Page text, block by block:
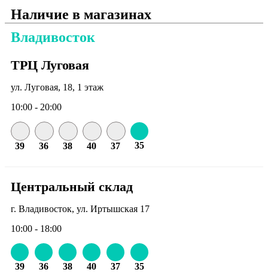
Наличие в магазинах
Владивосток
ТРЦ Луговая
ул. Луговая, 18, 1 этаж
10:00 - 20:00
39 36 38 40 37 35
Центральный склад
г. Владивосток, ул. Иртышская 17
10:00 - 18:00
39 36 38 40 37 35